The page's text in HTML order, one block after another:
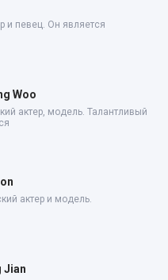
и певец. Он является
Woo
актер, модель. Талантливый
актер и модель.
Jian